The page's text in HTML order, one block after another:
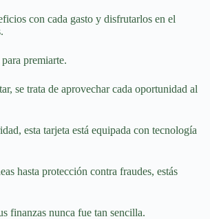
con cada gasto y disfrutarlos en el
premiarte.
se trata de aprovechar cada oportunidad al
esta tarjeta está equipada con tecnología
hasta protección contra fraudes, estás
finanzas nunca fue tan sencilla.